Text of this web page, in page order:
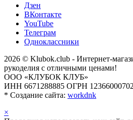
Дзен
ВКонтакте
YouTube
Телеграм
Одноклассники
2026 © Klubok.club - Интернет-
рукоделия с отличными ценами!
ООО «КЛУБОК КЛУБ»
ИНН 6671288885 ОГРН
* Создание сайта: workdnk
×